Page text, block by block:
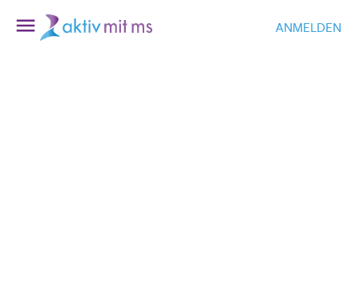
ANMELDEN